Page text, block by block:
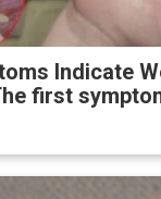
Indicate
first